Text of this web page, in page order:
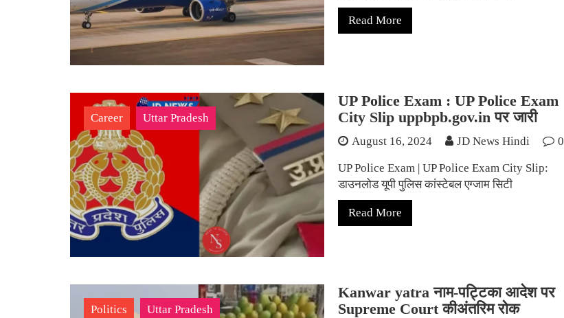
Read More
Career Uttar Pradesh
UP Police Exam : UP Police Exam
City Slip uppbpb.gov.in पर जारी
August 16, 2024 JD News Hindi 0
UP Police Exam | UP Police Exam City Slip:
डाउनलोड यूपी पुलिस कांस्टेबल एग्जाम सिटी
Read More
Politics Uttar Pradesh
Kanwar yatra नाम-पट्टिका आदेश पर
Supreme Court कीअंतरिम रोक